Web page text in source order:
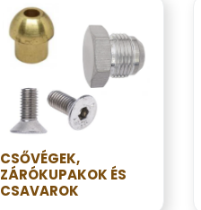
CSŐVÉGEK,
ZÁRÓKUPAKOK ÉS
CSAVAROK